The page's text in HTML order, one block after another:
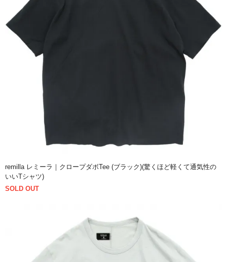
remilla レミーラ｜クロープダボTee (ブラック)(驚くほど軽くて通気性の
いいTシャツ)
SOLD OUT